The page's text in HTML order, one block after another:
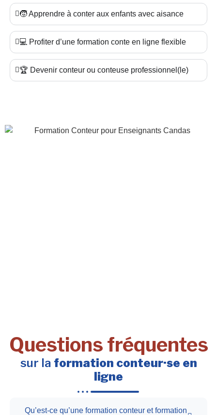
🧒 Apprendre à conter aux enfants avec aisance
💻 Profiter d’une formation conte en ligne flexible
🏆 Devenir conteur ou conteuse professionnel(le)
Questions fréquentes
sur la formation conteur·se en
ligne
Qu’est-ce qu’une formation conteur et formation